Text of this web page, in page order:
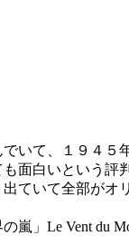
いて、１９４５
も面白いという
ていて全部が
」Le Vent du